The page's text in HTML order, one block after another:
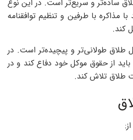
ساده‌تر و سریع‌تر است. در این نوع
مذاکره با طرفین و تنظیم توافقنامه
کند.
طلاق طولانی‌تر و پیچیده‌تر است. در
از حقوق موکل خود دفاع کند و در
طلاق تلاش کند.